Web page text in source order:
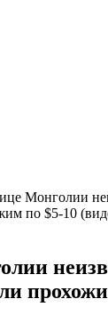
Монголии
по $5-10